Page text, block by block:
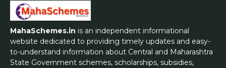
MahaSchemes.in is an independent informational
website dedicated to providing timely updates and easy-
to-understand information about Central and Maharashtra
State Government schemes, scholarships, subsidies,